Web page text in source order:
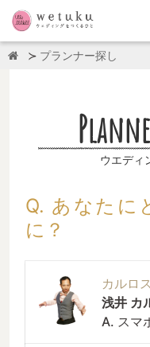
プランナー探し
ウエディ
Q. あなたに
に？
カルロ
浅井 カ
A. スマ